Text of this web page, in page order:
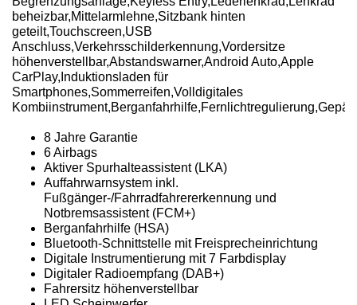
beheizbar,Mittelarmlehne,Sitzbank hinten
geteilt,Touchscreen,USB
Anschluss,Verkehrsschilderkennung,Vordersitze
höhenverstellbar,Abstandswarner,Android Auto,Apple
CarPlay,Induktionsladen für
Smartphones,Sommerreifen,Volldigitales
8 Jahre Garantie
6 Airbags
Aktiver Spurhalteassistent (LKA)
Auffahrwarnsystem inkl.
Fußgänger-/Fahrradfahrererkennung und
Notbremsassistent (FCM+)
Berganfahrhilfe (HSA)
Bluetooth-Schnittstelle mit Freisprecheinrichtung
Digitale Instrumentierung mit 7 Farbdisplay
Digitaler Radioempfang (DAB+)
Fahrersitz höhenverstellbar